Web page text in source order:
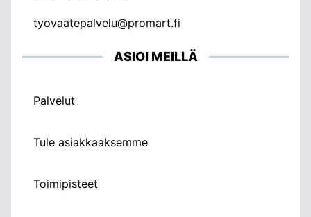
tyovaatepalvelu@promart.fi
ASIOI MEILLÄ
Palvelut
Tule asiakkaaksemme
Toimipisteet